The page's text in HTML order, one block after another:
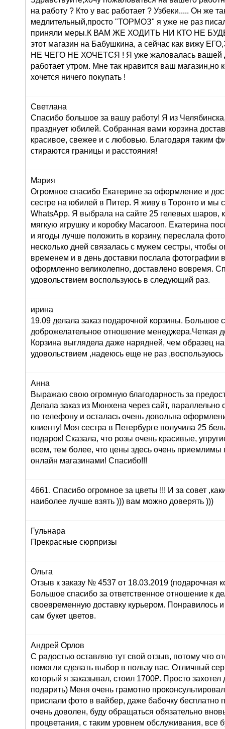
на работу ? Кто у вас работает ? Узбеки..... Он же
медлительный,просто "ТОРМОЗ" я уже не раз
приняли меры.К ВАМ ЖЕ ХОДИТЬ НИ КТО НЕ
этот магазин на Бабушкина, а сейчас как вижу
НЕ ЧЕГО НЕ ХОЧЕТСЯ ! Я уже жаловалась вашей
работает утром. Мне так нравится ваш магазин,но
хочется ничего покупать !
Светлана
Спасибо большое за вашу работу! Я из
празднует юбилей. Собранная вами корзина
красивое, свежее и с любовью. Благодаря таким
стираются границы и расстояния!
Мария
Огромное спасибо Екатерине за оформление и
сестре на юбилей в Питер. Я живу в Торонто и мы
WhatsApp. Я выбрала на сайте 25 гелевых шаров,
мягкую игрушку и коробку Macaroon. Екатерина
и ягоды лучше положить в корзину, переслала
несколько дней связалась с мужем сестры, чтобы
временем и в день доставки послала фотографии
оформленно великолепно, доставлено вовремя.
удовольствием воспользуюсь в следующий раз.
ирина
19.09 делала заказ подарочной корзины. Большое
доброжелательное отношение менеджера.Четкая
Корзина выглядела даже нарядней, чем образец
удовольствием ,надеюсь еще не раз
Анна
Выражаю свою огромную благодарность за
Делала заказ из Мюнхена через сайт, параллельно
по телефону и осталась очень довольна
клиенту! Моя сестра в Петербурге получила 25
подарок! Сказала, что розы очень красивые,
всем, тем более, что цены здесь очень приемлимы
онлайн магазинами! Спасибо!!!
4661. Спасибо огромное за цветы !!! И за совет
наиболее лучше взять ))) вам можно доверять )))
Гульнара
Прекрасные сюрпризы
Ольга
Отзыв к заказу № 4537 от 18.03.2019 (подарочная
Большое спасибо за ответственное отношение к
своевременную доставку курьером. Понравилось
сам букет цветов.
Андрей Орлов
С радостью оставляю тут свой отзыв, потому что
помогли сделать выбор в пользу вас. Отличный
который я заказывал, стоил 1700₽. Просто
подарить) Меня очень грамотно
прислали фото в вайбер, даже бабочку бесплатно
очень доволен, буду обращаться обязательно
процветания, с таким уровнем обслуживания, все